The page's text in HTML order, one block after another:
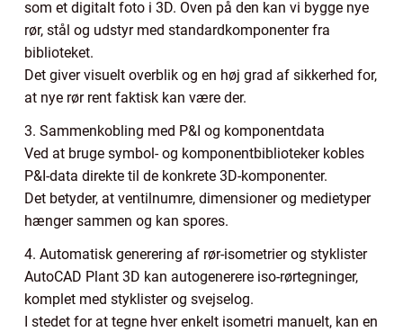
som et digitalt foto i 3D. Oven på den kan vi bygge nye
rør, stål og udstyr med standardkomponenter fra
biblioteket.
Det giver visuelt overblik og en høj grad af sikkerhed for,
at nye rør rent faktisk kan være der.
3. Sammenkobling med P&I og komponentdata
Ved at bruge symbol- og komponentbiblioteker kobles
P&I-data direkte til de konkrete 3D-komponenter.
Det betyder, at ventilnumre, dimensioner og medietyper
hænger sammen og kan spores.
4. Automatisk generering af rør-isometrier og styklister
AutoCAD Plant 3D kan autogenerere iso-rørtegninger,
komplet med styklister og svejselog.
I stedet for at tegne hver enkelt isometri manuelt, kan en